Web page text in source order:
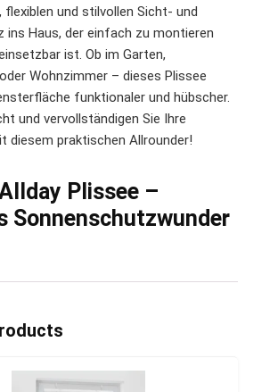
flexiblen und stilvollen Sicht- und
ins Haus, der einfach zu montieren
ist. Ob im Garten,
Wohnzimmer – dieses Plissee
funktionaler und hübscher.
und vervollständigen Sie Ihre
diesem praktischen Allrounder!
Plissee –
Sonnenschutzwunder